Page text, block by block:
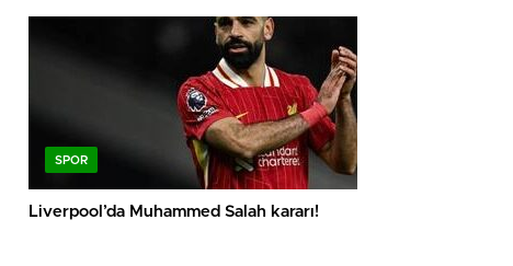
SPOR
Liverpool’da Muhammed Salah kararı!